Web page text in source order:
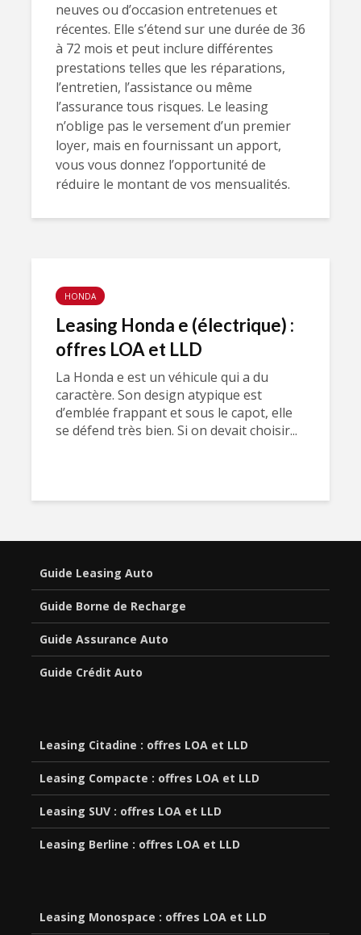
neuves ou d’occasion entretenues et
récentes. Elle s’étend sur une durée de 36
à 72 mois et peut inclure différentes
prestations telles que les réparations,
l’entretien, l’assistance ou même
l’assurance tous risques. Le leasing
n’oblige pas le versement d’un premier
loyer, mais en fournissant un apport,
vous vous donnez l’opportunité de
réduire le montant de vos mensualités.
HONDA
Leasing Honda e (électrique) :
offres LOA et LLD
La Honda e est un véhicule qui a du
caractère. Son design atypique est
d’emblée frappant et sous le capot, elle
se défend très bien. Si on devait choisir...
Guide Leasing Auto
Guide Borne de Recharge
Guide Assurance Auto
Guide Crédit Auto
Leasing Citadine : offres LOA et LLD
Leasing Compacte : offres LOA et LLD
Leasing SUV : offres LOA et LLD
Leasing Berline : offres LOA et LLD
Leasing Monospace : offres LOA et LLD